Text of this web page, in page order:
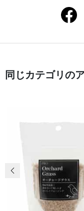
同じカテゴリの
前の画像